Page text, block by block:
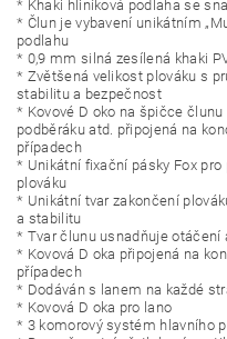
* Khaki hliníková podlaha se
* Člun je vybavení unikátním
podlahu
* 0,9 mm silná zesílená khaki
* Zvětšená velikost plováku s
stabilitu a bezpečnost
* Kovové D oko na špičce
podběráku atd. připojená na
případech
* Unikátní fixační pásky Fox
plováku
* Unikátní tvar zakončení
a stabilitu
* Tvar člunu usnadňuje otáčení
* Kovová D oka připojená na
případech
* Dodáván s lanem na každé
* Kovová D oka pro lano
* 3 komorový systém hlavního